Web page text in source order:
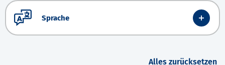
Sprache
Alles zurücksetzen